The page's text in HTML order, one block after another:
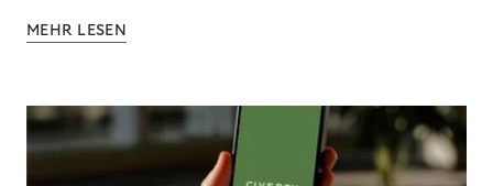
MEHR LESEN